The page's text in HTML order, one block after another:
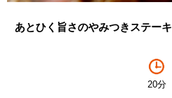
あとひく旨さのやみつきステーキ
20分